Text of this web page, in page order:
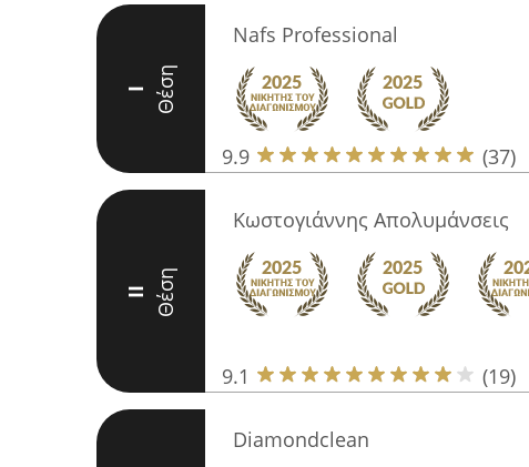
I Θέση
Nafs Professional
9.9 (37)
II Θέση
Κωστογιάννης Απολυμάνσεις
9.1 (19)
Diamondclean